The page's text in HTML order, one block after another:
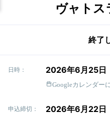
ヴャトス
終了
日時： 2026年6月25日
Googleカレンダー
申込締切： 2026年6月22日